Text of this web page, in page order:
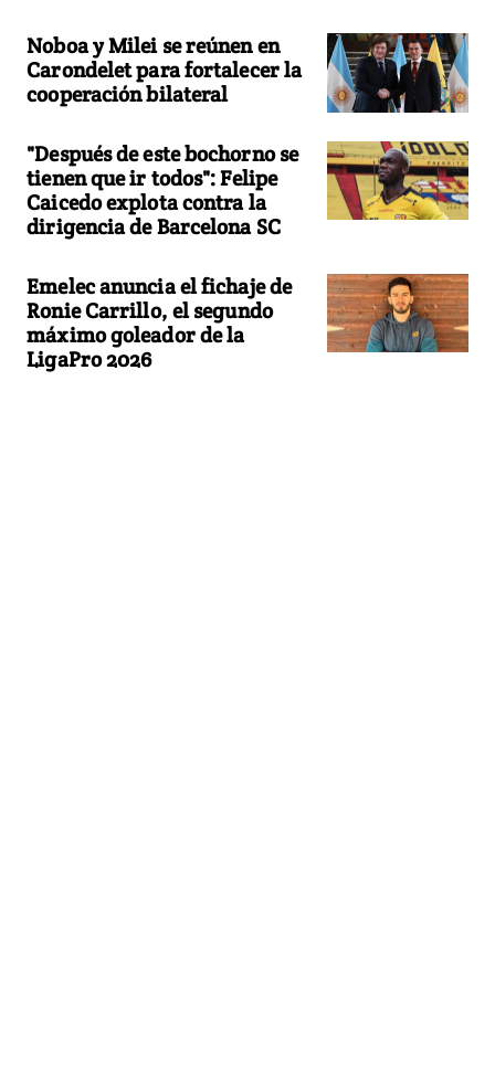
Noboa y Milei se reúnen en
Carondelet para fortalecer la
cooperación bilateral
"Después de este bochorno se
tienen que ir todos": Felipe
Caicedo explota contra la
dirigencia de Barcelona SC
Emelec anuncia el fichaje de
Ronie Carrillo, el segundo
máximo goleador de la
LigaPro 2026